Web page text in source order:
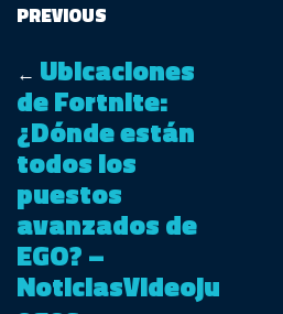
PREVIOUS
← Ubicaciones
de Fortnite:
¿Dónde están
todos los
puestos
avanzados de
EGO? –
NoticiasVideoju